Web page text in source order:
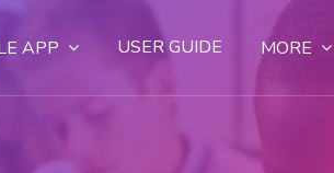
APP USER GUIDE MORE